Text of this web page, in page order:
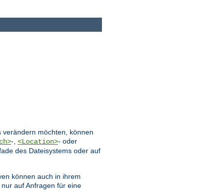
verändern möchten, können
-, <Location>- oder
des Dateisystems oder auf
können auch in ihrem
auf Anfragen für eine